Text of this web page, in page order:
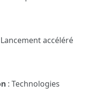
accéléré
: Technologies